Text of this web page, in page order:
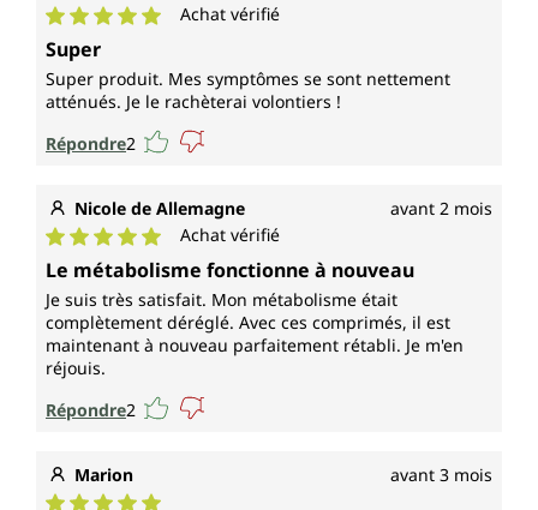
Note moyenne de 5 sur 5 étoiles
Achat vérifié
Super
Super produit. Mes symptômes se sont nettement
atténués. Je le rachèterai volontiers !
Répondre2
Nicole de Allemagne avant 2 mois
Note moyenne de 5 sur 5 étoiles
Achat vérifié
Le métabolisme fonctionne à nouveau
Je suis très satisfait. Mon métabolisme était
complètement déréglé. Avec ces comprimés, il est
maintenant à nouveau parfaitement rétabli. Je m'en
réjouis.
Répondre2
Marion avant 3 mois